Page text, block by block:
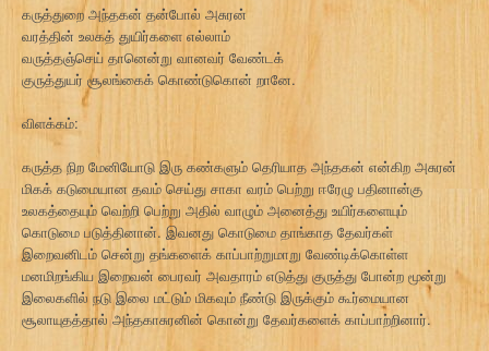
கருத்துறை அந்தகன் தன்போல் அசுரன்
வரத்தின் உலகத் துயிர்களை எல்லாம்
வருத்தஞ்செய் தானென்று வானவர் வேண்டக்
குருத்துயர் சூலங்கைக் கொண்டுகொன் றானே.
விளக்கம்:
கருத்த நிற மேனியோடு இரு கண்களும் தெரியாத அந்தகன் என்கிற அசுரன்
மிகக் கடுமையான தவம் செய்து சாகா வரம் பெற்று ஈரேழு பதினான்கு
உலகத்தையும் வெற்றி பெற்று அதில் வாழும் அனைத்து உயிர்களையும்
கொடுமை படுத்தினான். இவனது கொடுமை தாங்காத தேவர்கள்
இறைவனிடம் சென்று தங்களைக் காப்பாற்றுமாறு வேண்டிக்கொள்ள
மனமிறங்கிய இறைவன் பைரவர் அவதாரம் எடுத்து குருத்து போன்ற மூன்று
இலைகளில் நடு இலை மட்டும் மிகவும் நீண்டு இருக்கும் கூர்மையான
சூலாயுதத்தால் அந்தகாசுரனின் கொன்று தேவர்களைக் காப்பாற்றினார்.